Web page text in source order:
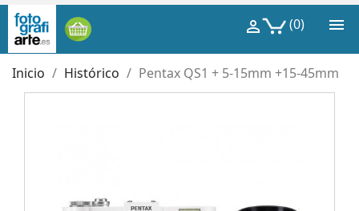

(0)

Inicio Histórico Pentax QS1 + 5-15mm +15-45mm